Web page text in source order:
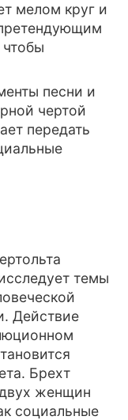
мелом круг и
чтобы
песни и
чертой
передать
темы
Действие
Брехт
женщин
социальные